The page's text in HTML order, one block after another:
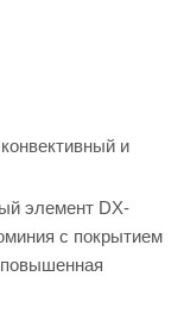
и
элемент DX-
с покрытием